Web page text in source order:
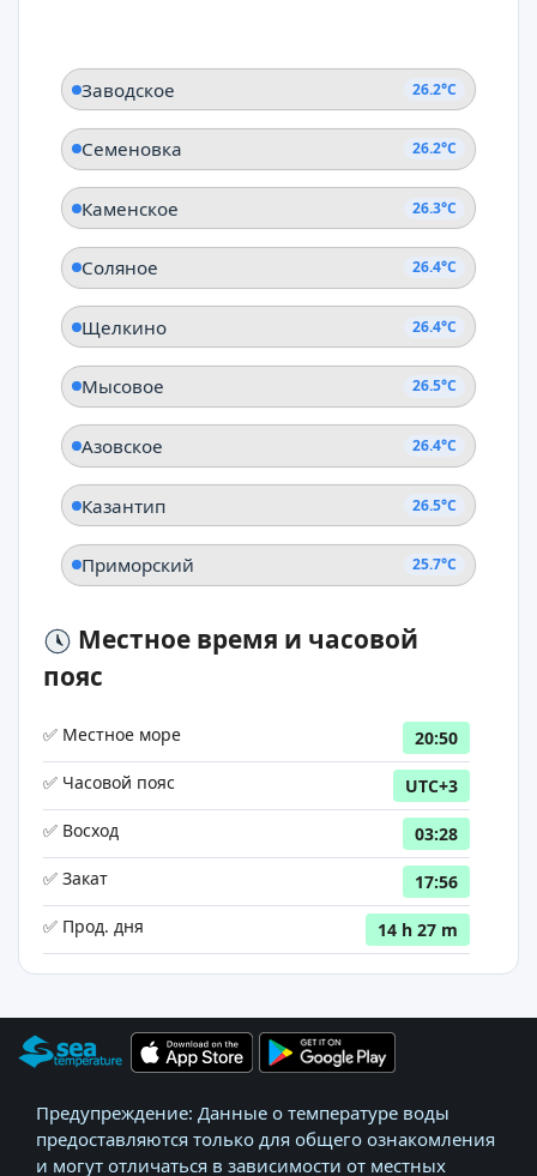
Заводское 26.2°C
Семеновка 26.2°C
Каменское 26.3°C
Соляное 26.4°C
Щелкино 26.4°C
Мысовое 26.5°C
Азовское 26.4°C
Казантип 26.5°C
Приморский 25.7°C
Местное время и часовой
пояс
✅ Местное море
20:50
✅ Часовой пояс
UTC+3
✅ Восход
03:28
✅ Закат
17:56
✅ Прод. дня
14 h 27 m
Предупреждение: Данные о температуре воды
предоставляются только для общего ознакомления
и могут отличаться в зависимости от местных